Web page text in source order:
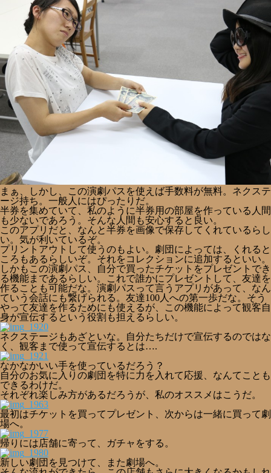
まぁ、しかし、この演劇パスを使えば手数料が無料。ネクステ
ージ持ち。一般人にはぴったりだ。
半券を集めていて、私のように半券用の部屋を作っている人間
も少ないであろう。そんな人間も安心すると良い。
このアプリだと、なんと半券を画像で保存してくれているらし
い。気が利いているぞ。
プリントアウトして使うのもよい。劇団によっては、くれると
ころもあるらしいぞ。それをコレクションに追加するといい。
しかもこの演劇パス、自分で買ったチケットをプレゼントでき
る機能まであるらしい。これで誰かにプレゼントして、友達を
作ることも可能だな。演劇パスって言うアプリがあって、なん
ていう会話にも繋げられる。友達100人への第一歩だな。そう
やって友達を作るためにも使えるが、この機能によって観客自
身が宣伝するという役割も担えるらしい。
ネクステージもあざといな。自分たちだけで宣伝するのではな
く、観客まで使って宣伝するとは….
なかなかいい手を使っているだろう？
自分のお気に入りの劇団を特に力を入れて応援、なんてことも
できるわけだ。
それぞれ楽しみ方があるだろうが、私のオススメはこうだ。
最初はチケットを買ってプレゼント、次からは一緒に買って劇
場へ。
帰りには店舗に寄って、ガチャをする。
新しい劇団を見つけて、また劇場へ。